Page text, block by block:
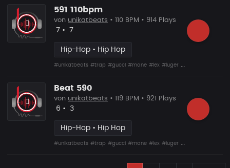
591 110bpm
von unikatbeats • 110 BPM • 914 Plays
Likes
7 • Vorgeschlagen
7
Hip-Hop • Hip Hop
#unikatbeats #trap #gucci #mane #lex #luger #drumma
Beat 590
von unikatbeats • 119 BPM • 921 Plays
Likes
6 • Vorgeschlagen
3
Hip-Hop • Hip Hop
#unikatbeats #trap #gucci #mane #lex #luger #drumma